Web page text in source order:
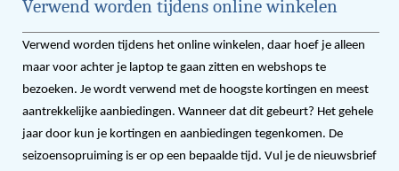
Verwend worden tijdens online winkelen
Verwend worden tijdens het online winkelen, daar hoef je alleen
maar voor achter je laptop te gaan zitten en webshops te
bezoeken. Je wordt verwend met de hoogste kortingen en meest
aantrekkelijke aanbiedingen. Wanneer dat dit gebeurt? Het gehele
jaar door kun je kortingen en aanbiedingen tegenkomen. De
seizoensopruiming is er op een bepaalde tijd. Vul je de nieuwsbrief